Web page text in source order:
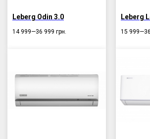
Leberg Odin 3.0
14 999—36 999 грн.
Leberg
15